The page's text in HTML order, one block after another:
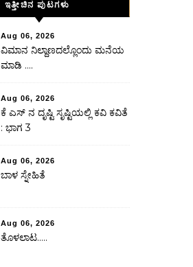
ಇತ್ತೀಚಿನ ಪುಟಗಳು
Aug 06, 2026
ವಿಮಾನ ನಿಲ್ದಾಣದಲ್ಲೊಂದು ಮನೆಯ
ಮಾಡಿ ….
Aug 06, 2026
ಕೆ ಎಸ್ ನ ದೃಷ್ಟಿ ಸೃಷ್ಟಿಯಲ್ಲಿ ಕವಿ ಕವಿತೆ
: ಭಾಗ 3
Aug 06, 2026
ಬಾಳ ಸ್ನೇಹಿತೆ
Aug 06, 2026
ತೊಳಲಾಟ…..